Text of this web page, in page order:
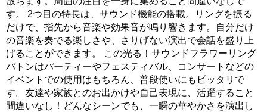
す。 2つ目の特長は、サウンド機能の搭載。リングを振る
だけで、指先から音楽や効果音が鳴り響きます。自分だけ
の音楽を奏でる楽しさや、さりげない演出で会話を盛り上
げることができます。 この光る！サウンドフラワーリング
バトンはパーティーやフェスティバル、コンサートなどの
イベントでの使用はもちろん、普段使いにもピッタリで
す。友達や家族とのお出かけや自己表現に、活躍すること
間違いなし！どんなシーンでも、一瞬の華やかさを演出し